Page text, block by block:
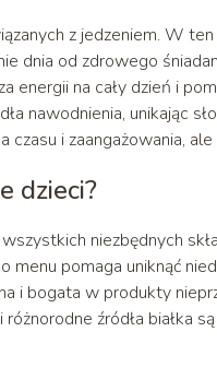
z jedzeniem. W
dnia od zdrowego
energii na cały dzień i
nawodnienia, unikając
i zaangażowania, ale
dzieci?
niezbędnych
pomaga uniknąć
i bogata w produkty
źródła białka